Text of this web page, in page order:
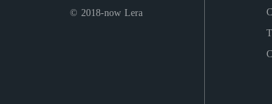
© 2018-now Lera